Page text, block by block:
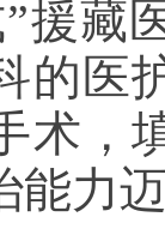
援藏
的医
术，
能力